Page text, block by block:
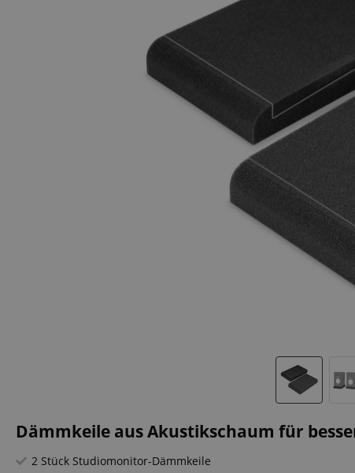
Dämmkeile aus Akustikschaum für
2 Stück Studiomonitor-Dämmkeile